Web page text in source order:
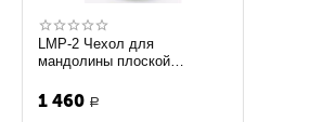
LMP-2 Чехол для
мандолины плоской
1 460 Р